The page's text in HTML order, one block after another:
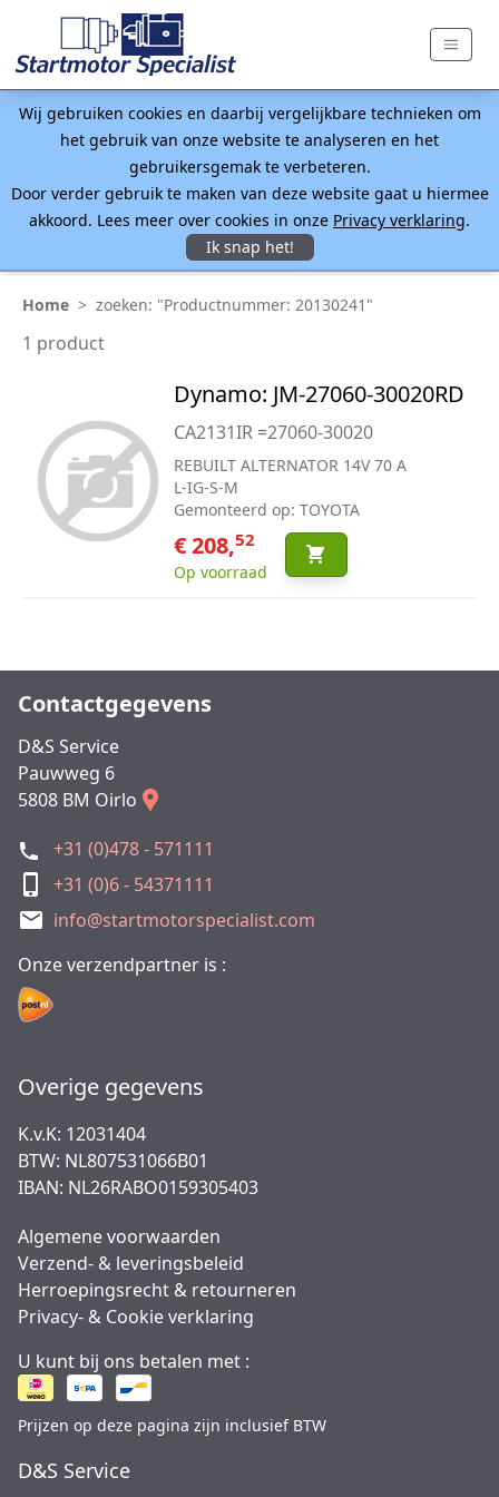
Wij gebruiken cookies en daarbij vergelijkbare technieken om
het gebruik van onze website te analyseren en het
gebruikersgemak te verbeteren.
Door verder gebruik te maken van deze website gaat u hiermee
akkoord. Lees meer over cookies in onze Privacy verklaring.
Ik snap het!
Home > zoeken: "Productnummer: 20130241"
1 product
Dynamo: JM-27060-30020RD
CA2131IR =27060-30020
REBUILT ALTERNATOR 14V 70 A
L-IG-S-M
Gemonteerd op: TOYOTA
€ 208,52
Op voorraad
Contactgegevens
D&S Service
Pauwweg 6
5808 BM Oirlo
+31 (0)478 - 571111
+31 (0)6 - 54371111
info@startmotorspecialist.com
Onze verzendpartner is :
Overige gegevens
K.v.K: 12031404
BTW: NL807531066B01
IBAN: NL26RABO0159305403
Algemene voorwaarden
Verzend- & leveringsbeleid
Herroepingsrecht & retourneren
Privacy- & Cookie verklaring
U kunt bij ons betalen met :
Prijzen op deze pagina zijn inclusief BTW
D&S Service